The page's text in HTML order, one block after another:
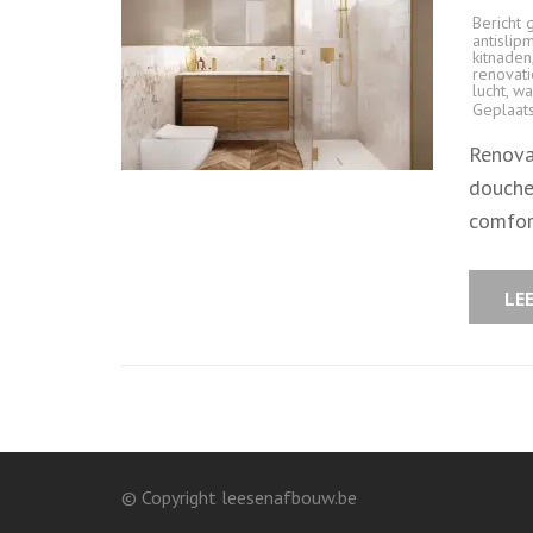
Bericht
kitnaden,
lucht,
© Copyright leesenafbouw.be